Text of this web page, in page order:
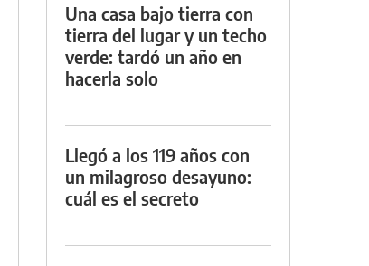
Una casa bajo tierra con
tierra del lugar y un techo
verde: tardó un año en
hacerla solo
Llegó a los 119 años con
un milagroso desayuno:
cuál es el secreto